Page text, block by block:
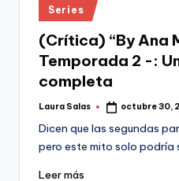
Publicado
en
Series
(Crítica) “By Ana
Temporada 2 -:
completa
Publicado
Laura Salas octubre 30,
Dicen que las segundas
pero este mito solo podría
Leer más